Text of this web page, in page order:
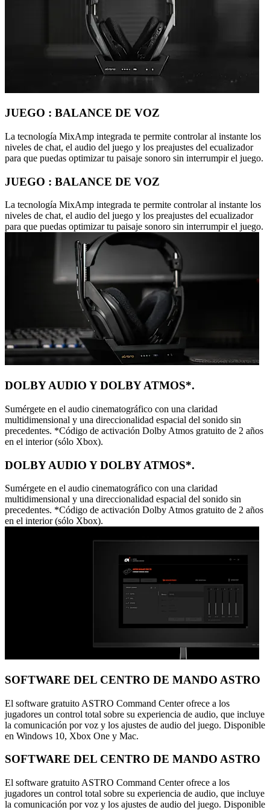
JUEGO : BALANCE DE VOZ
La tecnología MixAmp integrada te permite controlar al instante los
niveles de chat, el audio del juego y los preajustes del ecualizador
para que puedas optimizar tu paisaje sonoro sin interrumpir el juego.
JUEGO : BALANCE DE VOZ
La tecnología MixAmp integrada te permite controlar al instante los
niveles de chat, el audio del juego y los preajustes del ecualizador
para que puedas optimizar tu paisaje sonoro sin interrumpir el juego.
DOLBY AUDIO Y DOLBY ATMOS*.
Sumérgete en el audio cinematográfico con una claridad
multidimensional y una direccionalidad espacial del sonido sin
precedentes. *Código de activación Dolby Atmos gratuito de 2 años
en el interior (sólo Xbox).
DOLBY AUDIO Y DOLBY ATMOS*.
Sumérgete en el audio cinematográfico con una claridad
multidimensional y una direccionalidad espacial del sonido sin
precedentes. *Código de activación Dolby Atmos gratuito de 2 años
en el interior (sólo Xbox).
SOFTWARE DEL CENTRO DE MANDO ASTRO
El software gratuito ASTRO Command Center ofrece a los
jugadores un control total sobre su experiencia de audio, que incluye
la comunicación por voz y los ajustes de audio del juego. Disponible
en Windows 10, Xbox One y Mac.
SOFTWARE DEL CENTRO DE MANDO ASTRO
El software gratuito ASTRO Command Center ofrece a los
jugadores un control total sobre su experiencia de audio, que incluye
la comunicación por voz y los ajustes de audio del juego. Disponible